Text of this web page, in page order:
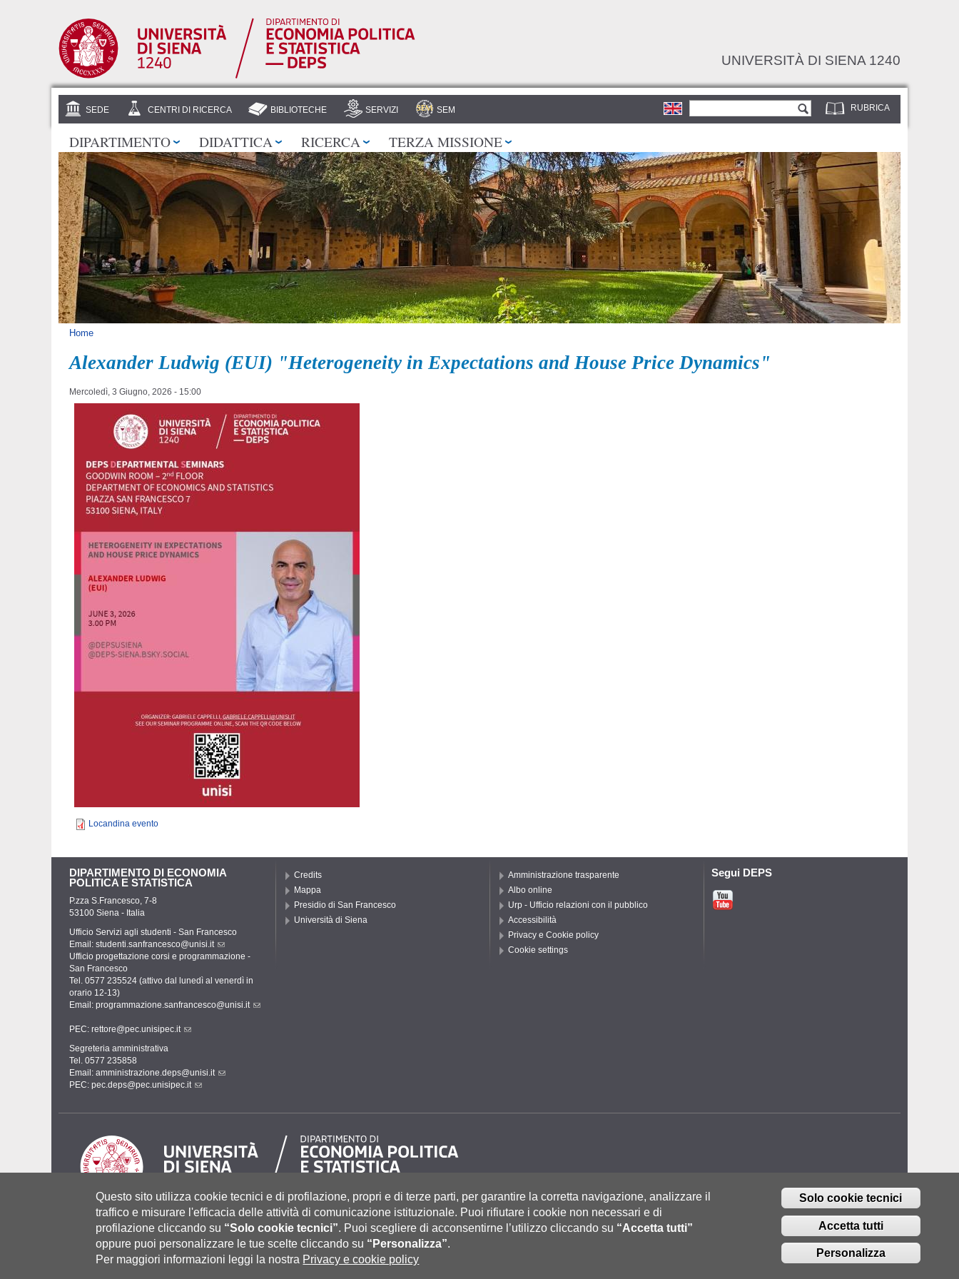
UNIVERSITÀ DI SIENA 1240
RUBRICA
Form di ricerca
SEDE CENTRI DI RICERCA BIBLIOTECHE SERVIZI SEM
DIPARTIMENTO DIDATTICA RICERCA TERZA MISSIONE
Tu sei qui
Home
Alexander Ludwig (EUI) "Heterogeneity in Expectations and House Price Dynamics"
Mercoledì, 3 Giugno, 2026 - 15:00
Locandina evento
DIPARTIMENTO DI ECONOMIA
POLITICA E STATISTICA
P.zza S.Francesco, 7-8
53100 Siena - Italia
Ufficio Servizi agli studenti - San Francesco
Email: studenti.sanfrancesco@unisi.it
Ufficio progettazione corsi e programmazione -
San Francesco
Tel. 0577 235524 (attivo dal lunedì al venerdì in
orario 12-13)
Email: programmazione.sanfrancesco@unisi.it
PEC: rettore@pec.unisipec.it
Segreteria amministrativa
Tel. 0577 235858
Email: amministrazione.deps@unisi.it
PEC: pec.deps@pec.unisipec.it
Credits
Mappa
Presidio di San Francesco
Università di Siena
Amministrazione trasparente
Albo online
Urp - Ufficio relazioni con il pubblico
Accessibilità
Privacy e Cookie policy
Cookie settings
Segui DEPS
Università degli Studi di Siena- Rettorato, via Banchi di Sotto 55, 53100 Siena ITALIA
P.IVA 00273530527 | C.F. 80002070524 |Coordinate bancarie|Caselle Pec: Posta Elettronica Certificata
Contatti:
urp@unisi.it - URP - Ufficio Relazioni con il Pubblico Tel. 0577 235555 (dal lunedì al venerdì dalle 9.30 alle 10.30)
Questo sito utilizza cookie tecnici e di profilazione, propri e di terze parti, per garantire la corretta navigazione, analizzare il
traffico e misurare l'efficacia delle attività di comunicazione istituzionale. Puoi rifiutare i cookie non necessari e di
profilazione cliccando su “Solo cookie tecnici”. Puoi scegliere di acconsentirne l’utilizzo cliccando su “Accetta tutti”
oppure puoi personalizzare le tue scelte cliccando su “Personalizza”.
Per maggiori informazioni leggi la nostra Privacy e cookie policy
Solo cookie tecnici
Accetta tutti
Personalizza